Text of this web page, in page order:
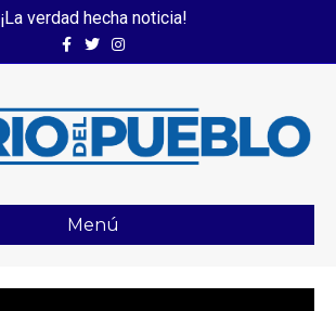
¡La verdad hecha noticia!
FacebookTwitterInstagram
Menú